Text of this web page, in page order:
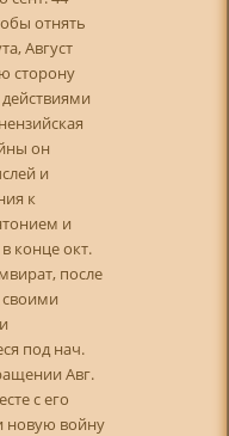
отнять
Август
сторону
он
и
к
и
конце окт.
после
своими
под нач.
Авг.
с его
новую войну